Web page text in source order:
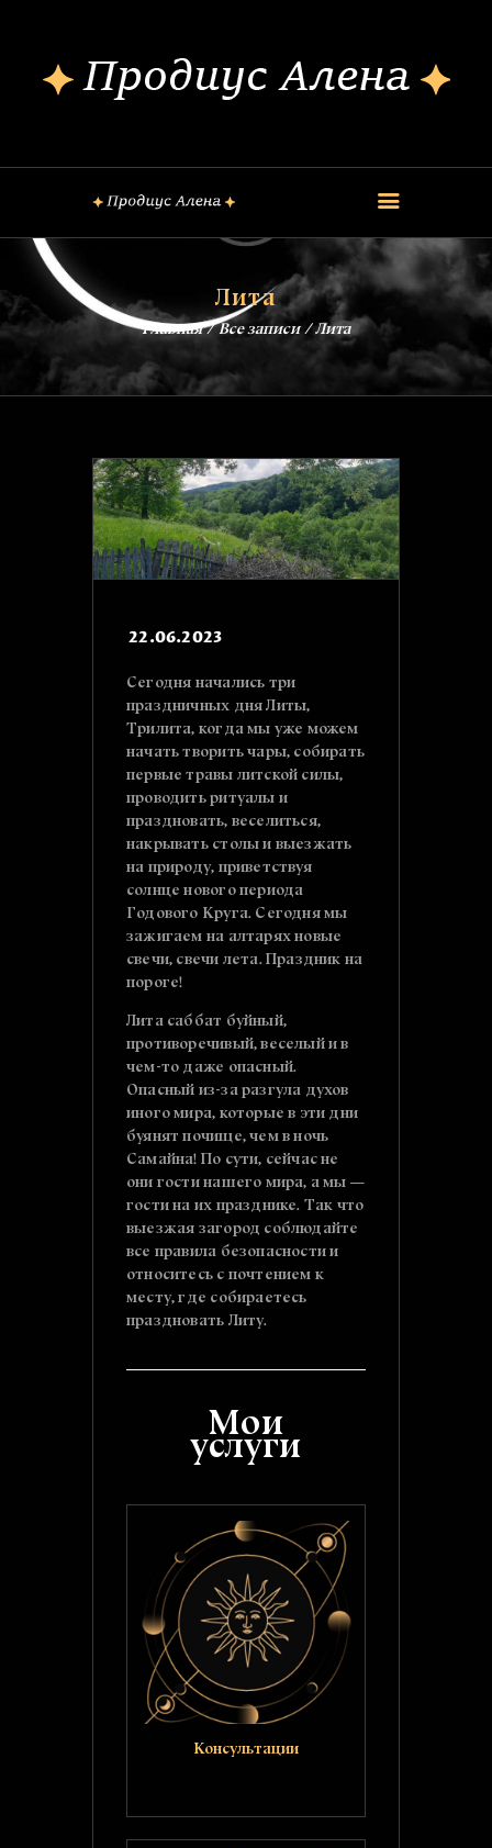
Лита
Главная Все записи Лита
ШКОЛА МАГИИ
ЗАГОВОРЫ
БЛОГ
КОНТАКТЫ
22.06.2023
Сегодня начались три
праздничных дня Литы,
Трилита, когда мы уже можем
начать творить чары, собирать
первые травы литской силы,
проводить ритуалы и
праздновать, веселиться,
накрывать столы и выезжать
на природу, приветствуя
солнце нового периода
Годового Круга. Сегодня мы
зажигаем на алтарях новые
свечи, свечи лета. Праздник на
пороге!
Лита саббат буйный,
противоречивый, веселый и в
чем-то даже опасный.
Опасный из-за разгула духов
иного мира, которые в эти дни
буянят почище, чем в ночь
Самайна! По сути, сейчас не
они гости нашего мира, а мы —
гости на их празднике. Так что
выезжая загород соблюдайте
все правила безопасности и
относитесь с почтением к
месту, где собираетесь
праздновать Литу.
Мои
услуги
Консультации